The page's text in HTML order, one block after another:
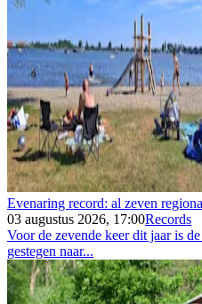
Evenaring record: al zeven
03 augustus 2026, 17:00Records
Voor de zevende keer dit jaar is
gestegen naar...